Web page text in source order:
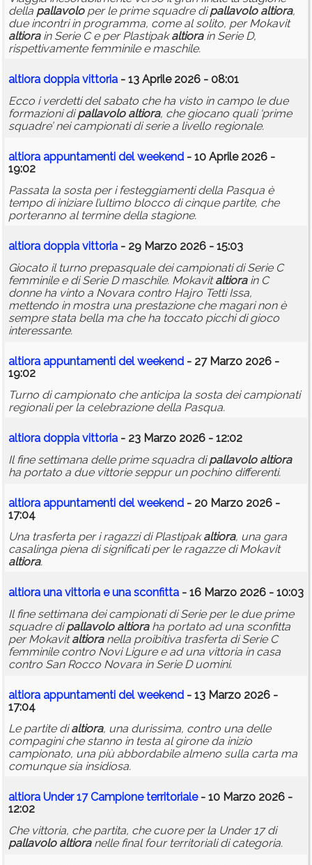
della pallavoloper le prime squadre dipallavolo altiora,
due incontri in programma, come al solito, per Mokavit
altiorain Serie C e per Plastipakaltiorain Serie D,
rispettivamente femminile e maschile.
altiora doppia vittoria - 13 Aprile 2026 - 08:01
Ecco i verdetti del sabato che ha visto in campo le due
formazioni dipallavolo altiora, che giocano quali ‘prime
squadre’ nei campionati di serie a livello regionale.
altiora appuntamenti del weekend - 10 Aprile 2026 -
19:02
Passata la sosta per i festeggiamenti della Pasqua è
tempo di iniziare l’ultimo blocco di cinque partite, che
porteranno al termine della stagione.
altiora doppia vittoria - 29 Marzo 2026 - 15:03
Giocato il turno prepasquale dei campionati di Serie C
femminile e di Serie D maschile. Mokavitaltiorain C
donne ha vinto a Novara contro Hajro Tetti Issa,
mettendo in mostra una prestazione che magari non è
sempre stata bella ma che ha toccato picchi di gioco
interessante.
altiora appuntamenti del weekend - 27 Marzo 2026 -
19:02
Turno di campionato che anticipa la sosta dei campionati
regionali per la celebrazione della Pasqua.
altiora doppia vittoria - 23 Marzo 2026 - 12:02
Il fine settimana delle prime squadra dipallavolo altiora
ha portato a due vittorie seppur un pochino differenti.
altiora appuntamenti del weekend - 20 Marzo 2026 -
17:04
Una trasferta per i ragazzi di Plastipakaltiora, una gara
casalinga piena di significati per le ragazze di Mokavit
altiora.
altiora una vittoria e una sconfitta - 16 Marzo 2026 - 10:03
Il fine settimana dei campionati di Serie per le due prime
squadre dipallavolo altioraha portato ad una sconfitta
per Mokavitaltioranella proibitiva trasferta di Serie C
femminile contro Novi Ligure e ad una vittoria in casa
contro San Rocco Novara in Serie D uomini.
altiora appuntamenti del weekend - 13 Marzo 2026 -
17:04
Le partite dialtiora, una durissima, contro una delle
compagini che stanno in testa al girone da inizio
campionato, una più abbordabile almeno sulla carta ma
comunque sia insidiosa.
altiora Under 17 Campione territoriale- 10 Marzo 2026 -
12:02
Che vittoria, che partita, che cuore per la Under 17 di
pallavolo altioranelle final four territoriali di categoria.